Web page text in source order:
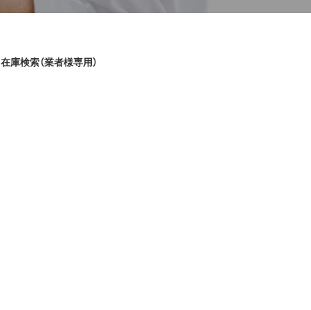
在庫検索（業者様専用）